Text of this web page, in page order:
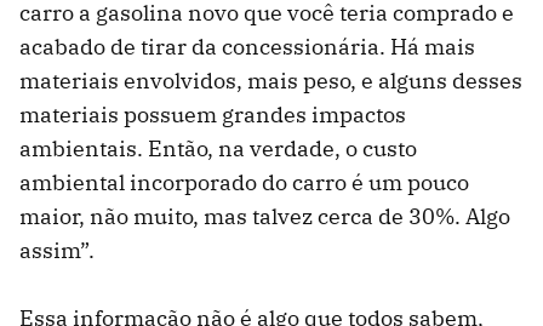
carro a gasolina novo que você teria comprado e
acabado de tirar da concessionária. Há mais
materiais envolvidos, mais peso, e alguns desses
materiais possuem grandes impactos
ambientais. Então, na verdade, o custo
ambiental incorporado do carro é um pouco
maior, não muito, mas talvez cerca de 30%. Algo
assim”.
Essa informação não é algo que todos sabem,